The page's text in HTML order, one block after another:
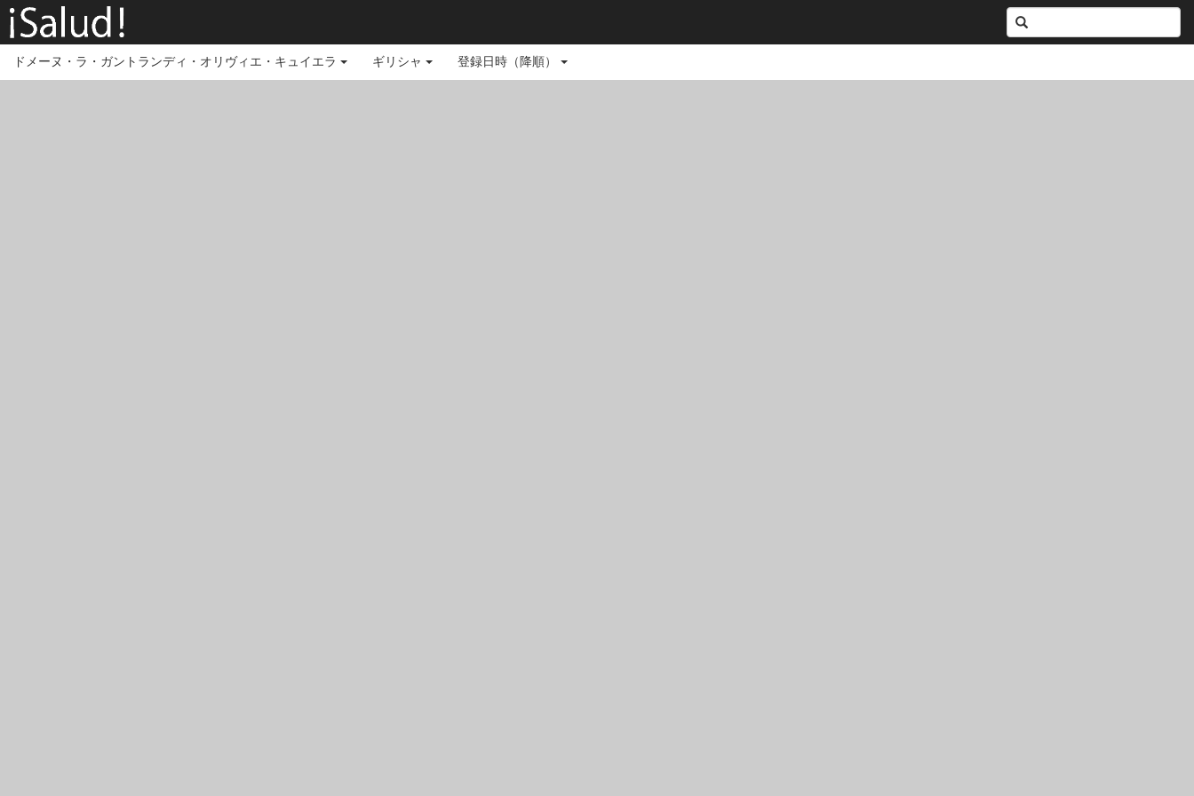
ドメーヌ・ラ・ガントランディ・オリヴィエ・キュイエラ ギリシャ 登録日時（降順）